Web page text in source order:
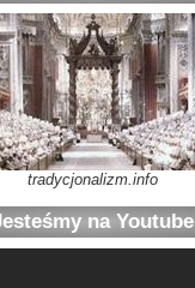
tradycjonalizm.info
na Youtube